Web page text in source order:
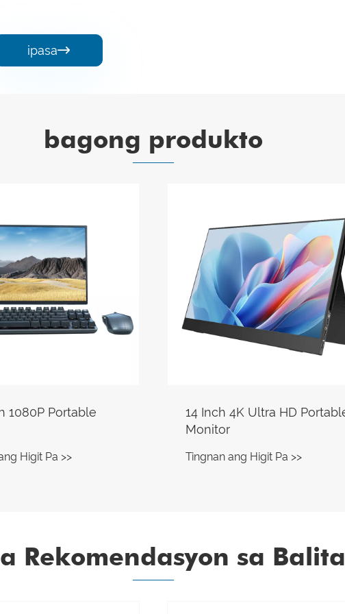
ipasa
bagong produkto
Ultra HD Portable
Higit Pa >>
15.6 Inch 1080P Wireless
Projection Portable Monitor
Tingnan ang Higit Pa >>
Rekomendasyon sa Balita